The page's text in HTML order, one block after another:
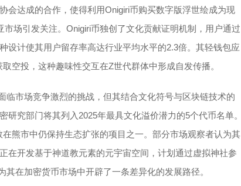
会达成的合作，使得利用Onigiri币购买数字版浮世绘成为现
场引发关注。Onigiri币独创了文化贡献证明机制，用户通过
设计使其用户留存率高达行业平均水平的2.3倍。其轻钱包应
空投，这种趣味性交互在Z世代群体中形成自发传播。
市场竞争激烈的挑战，但其结合文化符号与区块链技术的
究部门将其列入2025年最具文化溢价潜力的5个代币名单。
熊市中仍保持生态扩张的项目之一。部分市场观察者认为其
在开发基于神道教元素的元宇宙空间，计划通过虚拟神社参
在加密货币市场中开辟了一条差异化的发展路径。